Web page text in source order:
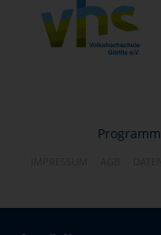
Programm